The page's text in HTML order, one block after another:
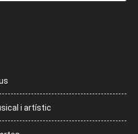
i artístic